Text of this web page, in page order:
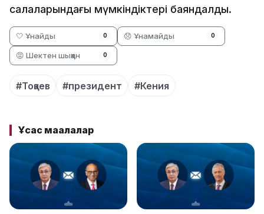
салаларындағы мүмкіндіктері баяндалды.
🤍 Ұнайды 0 😞 Ұнамайды 0
😡 Шектен шыққан 0
#Тоқаев #президент #Кения
Ұқсас мақалалар